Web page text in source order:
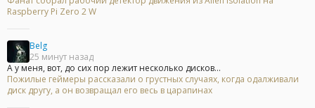
Raspberry Pi Zero 2 W
Belg
25 минут назад
А у меня, вот, до сих пор лежит несколько дисков...
Пожилые геймеры рассказали о грустных случаях, когда одалживали
диск другу, а он возвращал его весь в царапинах